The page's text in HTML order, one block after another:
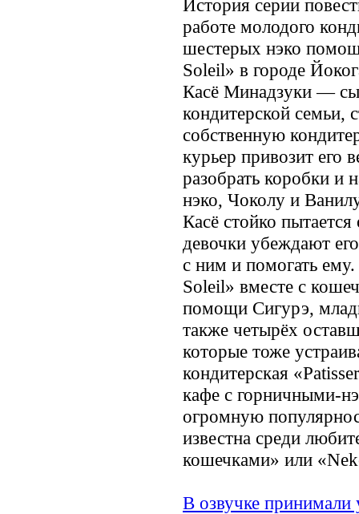
История серии
работе молодого
шестерых нэко
Soleil» в городе
Касё Минадзуки —
кондитерской семьи,
собственную
курьер привозит его
разобрать коробки и
нэко, Чоколу и
Касё стойко
девочки убеждают
с ним и помогать
Soleil» вместе с
помощи Сигурэ,
также четырёх
которые тоже
кондитерская
кафе с горничными-
огромную
известна среди
кошечками» или
В озвучке принимали